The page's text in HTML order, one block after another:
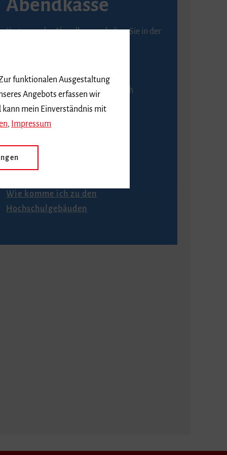
Abendkasse
Karten an der Abendkasse erhalten Sie in der
An der Abendkasse ist ausschließlich
Barzahlung möglich.
Anfahrt
Wie komme ich zu den
Hochschulgebäuden
funktionalen Ausgestaltung
Angebots erfassen wir
kann mein Einverständnis mit
Impressum